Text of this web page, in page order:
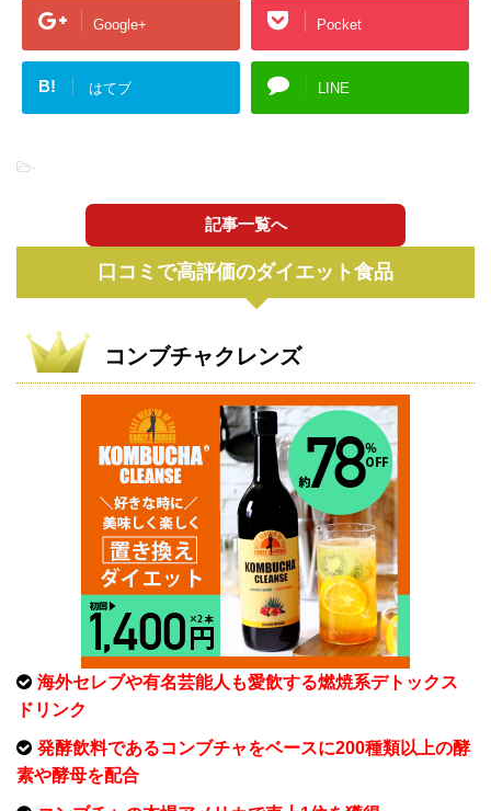
Google+ Pocket
B! はてブ LINE
-
記事一覧へ
口コミで高評価のダイエット食品
コンブチャクレンズ
海外セレブや有名芸能人も愛飲する燃焼系デトックス
ドリンク
発酵飲料であるコンブチャをベースに200種類以上の酵
素や酵母を配合